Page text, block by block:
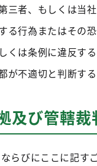
三者、もしくは当
る行為またはその恐
くは条例に違反する
が不適切と判断する
び管轄裁
らびにここに記す